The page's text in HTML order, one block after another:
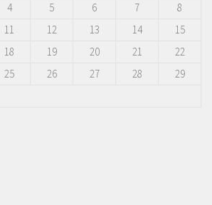
4 5 6 7
8
11 12 13 14
15
18 19 20 21
22
25 26 27 28
29